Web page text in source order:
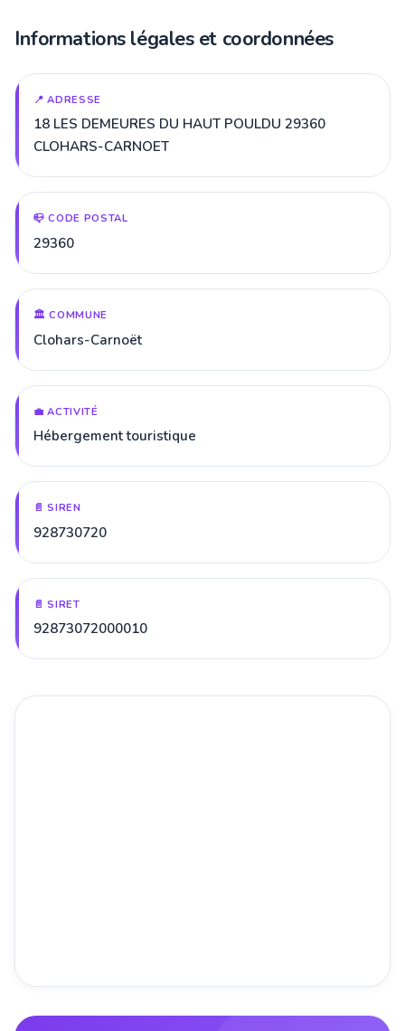
Informations légales et coordonnées
📍 ADRESSE
18 LES DEMEURES DU HAUT POULDU 29360
CLOHARS-CARNOET
📪 CODE POSTAL
29360
🏛️ COMMUNE
Clohars-Carnoët
💼 ACTIVITÉ
Hébergement touristique
📄 SIREN
928730720
📄 SIRET
92873072000010